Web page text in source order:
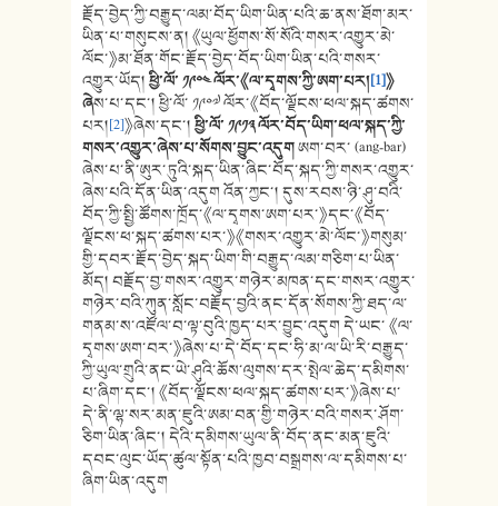
རྗོད་བྱེད་ཀྱི་བརྒྱུད་ལམ་བོད་ཡིག་ཡིན་པའི་ཆ་ནས་ཐོག་མར་
ཡིན་པ་གསུངས་ན། 《ཡུལ་ཕྱོགས་སོ་སོའི་གསར་འགྱུར་མེ་
ལོང་》མ་ཐོན་གོང་རྗོད་བྱེད་བོད་ཡིག་ཡིན་པའི་གསར་
འགྱུར་ཡོད།ཕྱི་ལོ་ ༡༩༠༤ ལོར་《ལ་དྭགས་ཀྱི་ཨག་པར།[1]》
ཞེས་པ་དང་། ཕྱི་ལོ་ ༡༩༠༧ ལོར་《བོད་ལྗོངས་ཕལ་སྐད་ཚགས་
པར།[2]》ཞེས་དང་།ཕྱི་ལོ་ ༡༩༡༣ ལོར་བོད་ཡིག་ཕལ་སྐད་ཀྱི་
གསར་འགྱུར་ཞེས་པ་སོགས་བྱུང་འདུགཨག་བར་ (ang-bar)
ཞེས་པ་ནི་ཨུར་ཏུའི་སྐད་ཡིན་ཞིང་བོད་སྐད་ཀྱི་གསར་འགྱུར་
ཞེས་པའི་དོན་ཡིན་འདུག འོན་ཀྱང་། དུས་རབས་ཉི་ཤུ་བའི་
བོད་ཀྱི་སྤྱི་ཚོགས་ཁྲོད་《ལ་དྭགས་ཨག་པར་》དང་《བོད་
ལྗོངས་ཕ་སྐད་ཚགས་པར་》《གསར་འགྱུར་མེ་ལོང་》གསུམ་
གྱི་དབར་རྗོད་བྱེད་སྐད་ཡིག་གི་བརྒྱུད་ལམ་གཅིག་པ་ཡིན་
མོད། བརྗོད་བྱ་གསར་འགྱུར་གཉེར་མཁན་དང་གསར་འགྱུར་
གཉེར་བའི་ཀུན་སློང་བརྗོད་བྱའི་ནང་དོན་སོགས་ཀྱི་ཐད་ལ་
གནམ་ས་འཛོལ་བ་ལྟ་བུའི་ཁྱད་པར་བྱུང་འདུག དེ་ཡང་ 《ལ་
དྭགས་ཨག་བར་》ཞེས་པ་དེ་བོད་དང་ཧི་མ་ལ་ཡི་རི་བརྒྱུད་
ཀྱི་ཡུལ་གྲུའི་ནང་ཡེ་ཤུའི་ཆོས་ལུགས་དར་སྤེལ་ཆེད་དམིགས་
པ་ཞིག་དང་། 《བོད་ལྗོངས་ཕལ་སྐད་ཚགས་པར་》ཞེས་པ་
དེ་ནི་ལྷ་སར་མན་ཇུའི་ཨམ་བན་གྱི་གཉེར་བའི་གསར་ཤོག་
ཅིག་ཡིན་ཞིང་། དེའི་དམིགས་ཡུལ་ནི་བོད་ནང་མན་ཇུའི་
དབང་ལུང་ཡོད་ཚུལ་སྟོན་པའི་ཁྱབ་བསྒྲགས་ལ་དམིགས་པ་
ཞིག་ཡིན་འདུག